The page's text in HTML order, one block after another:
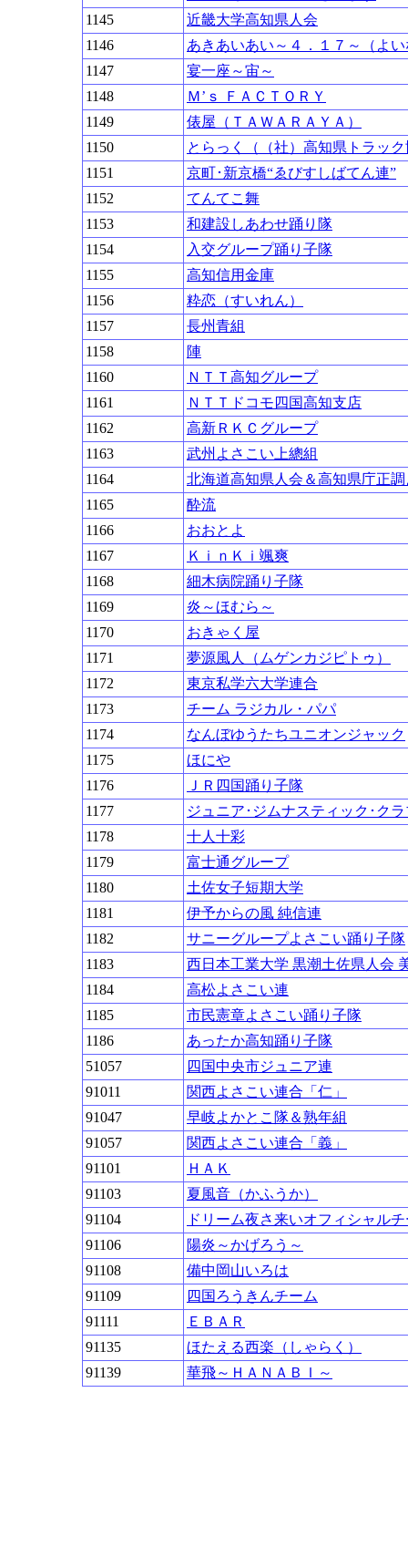
1145
近畿大学高知県人会
1146
あきあいあい～４．１７～（よ
1147
宴一座～宙～
1148
Ｍ’ｓ ＦＡＣＴＯＲＹ
1149
俵屋（ＴＡＷＡＲＡＹＡ）
1150
とらっく（（社）高知県トラッ
1151
京町･新京橋“ゑびすしばてん連”
1152
てんてこ舞
1153
和建設しあわせ踊り隊
1154
入交グループ踊り子隊
1155
高知信用金庫
1156
粋恋（すいれん）
1157
長州青組
1158
陣
1160
ＮＴＴ高知グループ
1161
ＮＴＴドコモ四国高知支店
1162
高新ＲＫＣグループ
1163
武州よさこい上總組
1164
北海道高知県人会＆高知県庁正
1165
酔流
1166
おおとよ
1167
ＫｉｎＫｉ颯爽
1168
細木病院踊り子隊
1169
炎～ほむら～
1170
おきゃく屋
1171
夢源風人（ムゲンカジピトゥ）
1172
東京私学六大学連合
1173
チーム ラジカル・パパ
1174
なんぼゆうたちユニオンジャック
1175
ほにや
1176
ＪＲ四国踊り子隊
1177
ジュニア･ジムナスティック･ク
1178
十人十彩
1179
富士通グループ
1180
土佐女子短期大学
1181
伊予からの風 純信連
1182
サニーグループよさこい踊り子隊
1183
西日本工業大学 黒潮土佐県人会
1184
高松よさこい連
1185
市民憲章よさこい踊り子隊
1186
あったか高知踊り子隊
51057
四国中央市ジュニア連
91011
関西よさこい連合「仁」
91047
早岐よかとこ隊＆熟年組
91057
関西よさこい連合「義」
91101
ＨＡＫ
91103
夏風音（かふうか）
91104
ドリーム夜さ来いオフィシャル
91106
陽炎～かげろう～
91108
備中岡山いろは
91109
四国ろうきんチーム
91111
ＥＢＡＲ
91135
ほたえる西楽（しゃらく）
91139
華飛～ＨＡＮＡＢＩ～